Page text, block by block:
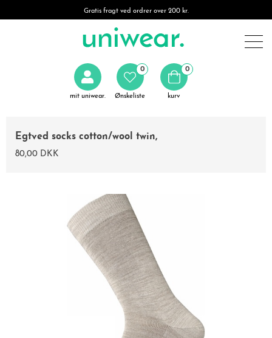
Gratis fragt ved ordrer over 200 kr.
mit uniwear. Ønskeliste
0 0
kurv
Egtved socks cotton/wool twin,
80,00 DKK